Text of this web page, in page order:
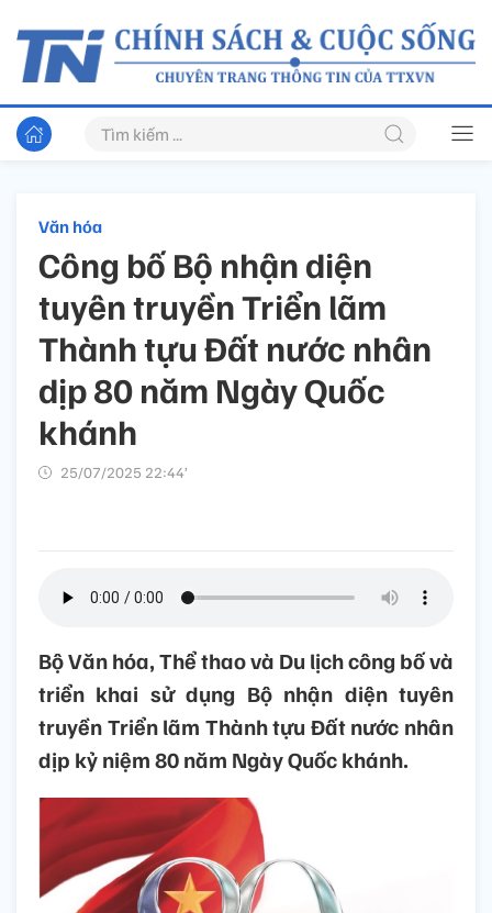
Văn hóa
Công bố Bộ nhận diện
tuyên truyền Triển lãm
Thành tựu Đất nước nhân
dịp 80 năm Ngày Quốc
khánh
25/07/2025 22:44’
Bộ Văn hóa, Thể thao và Du lịch công bố và
triển khai sử dụng Bộ nhận diện tuyên
truyền Triển lãm Thành tựu Đất nước nhân
dịp kỷ niệm 80 năm Ngày Quốc khánh.